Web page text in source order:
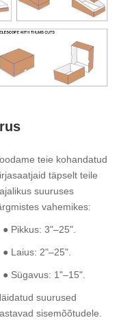
teie kohandatud
täpselt teile
suuruses
vahemikes:
● Pikkus: 3"–25".
● Laius: 2"–25".
● Sügavus: 1"–15".
suurused
sisemõõtudele.